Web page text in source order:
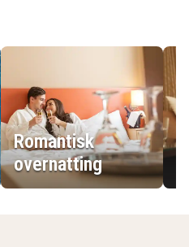
Romantisk
overnatting